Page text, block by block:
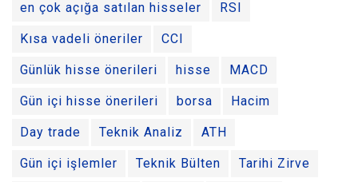
en çok açığa satılan hisseler RSI
Kısa vadeli öneriler CCI
Günlük hisse önerileri hisse MACD
Gün içi hisse önerileri borsa Hacim
Day trade Teknik Analiz ATH
Gün içi işlemler Teknik Bülten Tarihi Zirve